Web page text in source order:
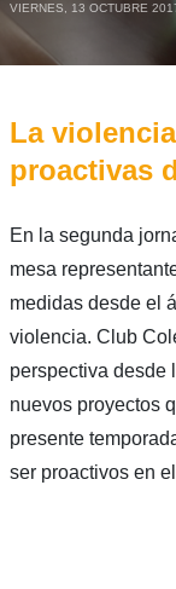
VIERNES, 13 OCTUBRE
La
proactivas
En la segunda
mesa
medidas desde el
violencia. Club
perspectiva desde
nuevos proyectos
presente
ser proactivos en